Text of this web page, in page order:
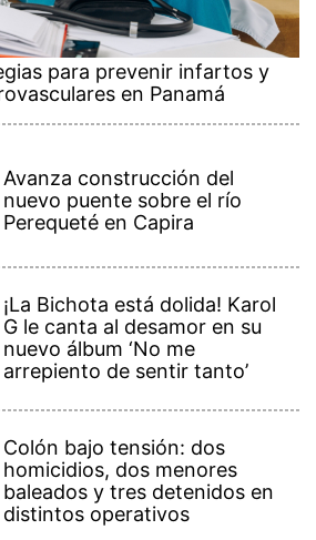
para prevenir infartos y
en Panamá
Avanza construcción del
nuevo puente sobre el río
Perequeté en Capira
¡La Bichota está dolida! Karol
G le canta al desamor en su
nuevo álbum ‘No me
arrepiento de sentir tanto’
Colón bajo tensión: dos
homicidios, dos menores
baleados y tres detenidos en
distintos operativos